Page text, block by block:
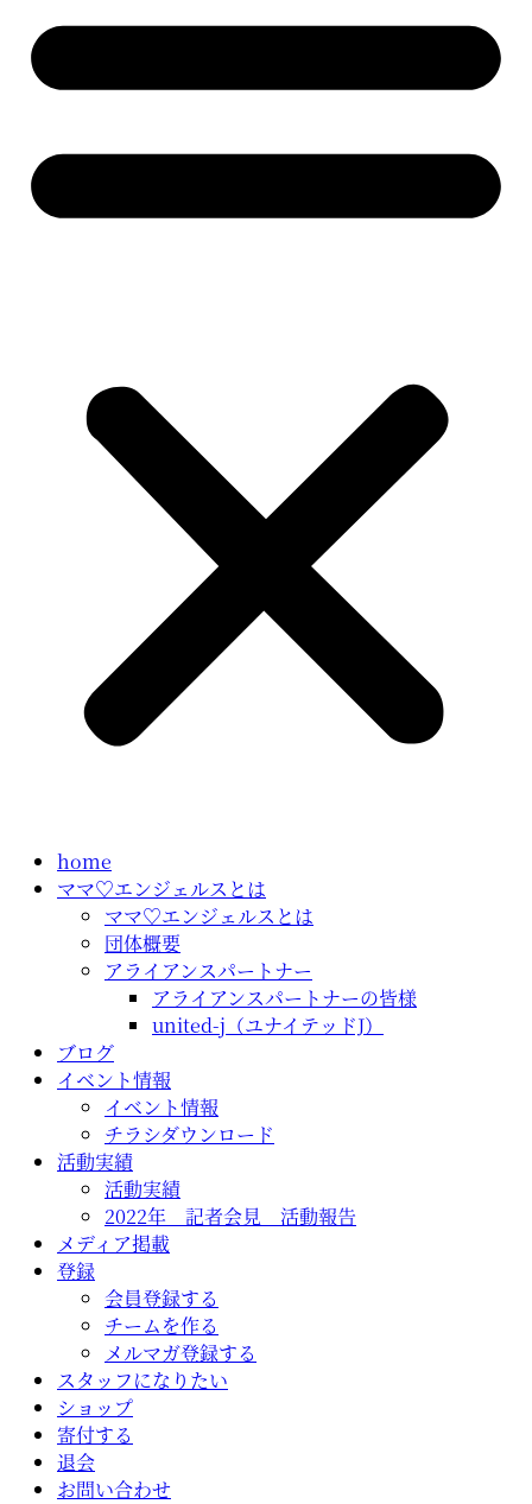
home
ママ♡エンジェルスとは
ママ♡エンジェルスとは
団体概要
アライアンスパートナー
アライアンスパートナーの皆様
united-j（ユナイテッドJ）
ブログ
イベント情報
イベント情報
チラシダウンロード
活動実績
活動実績
2022年 記者会見 活動報告
メディア掲載
登録
会員登録する
チームを作る
メルマガ登録する
スタッフになりたい
ショップ
寄付する
退会
お問い合わせ